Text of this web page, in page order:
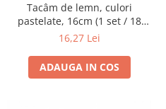
Tacâm de lemn, culori
pastelate, 16cm (1 set / 18
bucăți)
16,27 Lei
ADAUGA IN COS